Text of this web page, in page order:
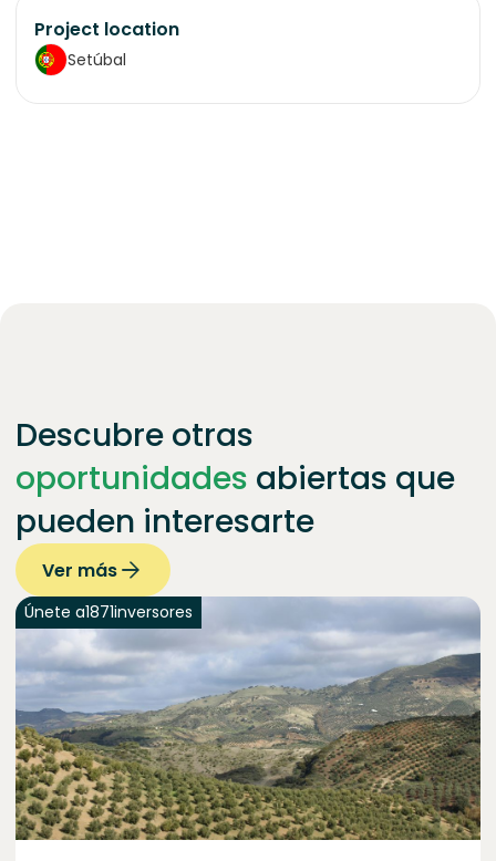
Project location
Setúbal
Descubre otras
oportunidades abiertas que
pueden interesarte
Ver más
Únete a1871inversores